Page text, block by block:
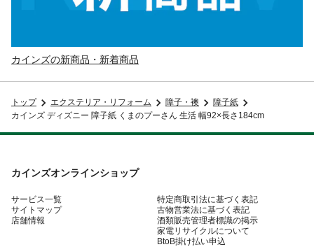
カインズの新商品・新着商品
トップ エクステリア・リフォーム 障子・襖
障子紙
カインズ ディズニー 障子紙 くまのプーさん 生活 幅92×長さ184cm
カインズオンラインショップ
サービス一覧
サイトマップ
店舗情報
特定商取引法に基づく表記
古物営業法に基づく表記
酒類販売管理者標識の掲示
家電リサイクルについて
BtoB掛け払い申込